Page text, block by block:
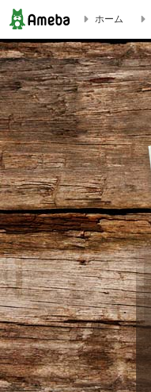
yoshida-art Blog
ホーム